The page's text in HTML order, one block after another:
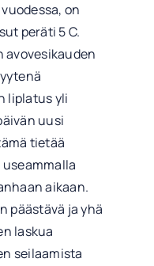
on
peräti 5 C.
avovesikauden
liplatus yli
uusi
tietää
aikaan.
päästävä ja yhä
laskua
seilaamista